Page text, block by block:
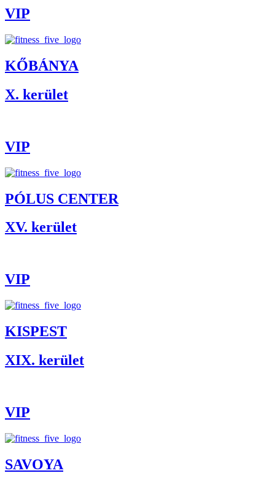
VIP
KŐBÁNYA
X. kerület
VIP
PÓLUS CENTER
XV. kerület
VIP
KISPEST
XIX. kerület
VIP
SAVOYA